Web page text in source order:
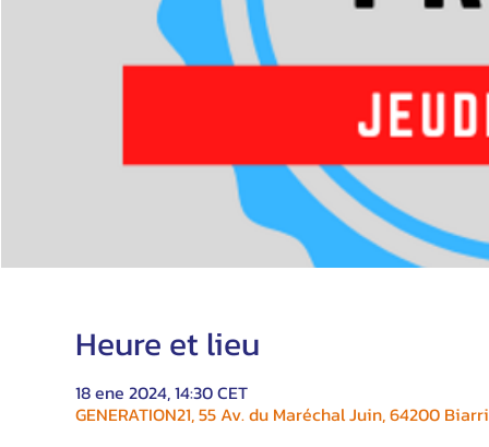
Heure et lieu
18 ene 2024, 14:30 CET
GENERATION21, 55 Av. du Maréchal Juin, 64200